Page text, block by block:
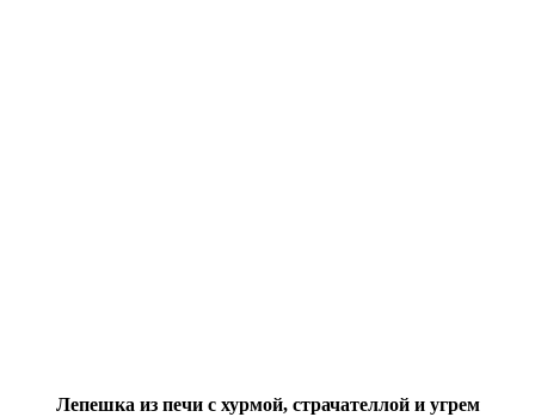
Лепешка из печи с хурмой, страчателлой и угрем